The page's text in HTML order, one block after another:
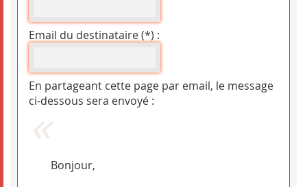
Email du destinataire (*) :
En partageant cette page par email, le message
ci-dessous sera envoyé :
Bonjour,